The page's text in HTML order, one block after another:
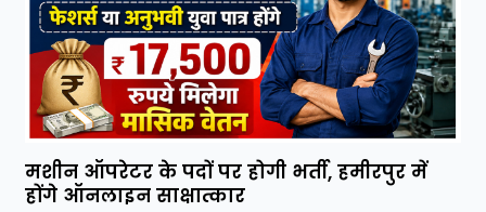
मशीन ऑपरेटर के पदों पर होगी भर्ती, हमीरपुर में
होंगे ऑनलाइन साक्षात्कार